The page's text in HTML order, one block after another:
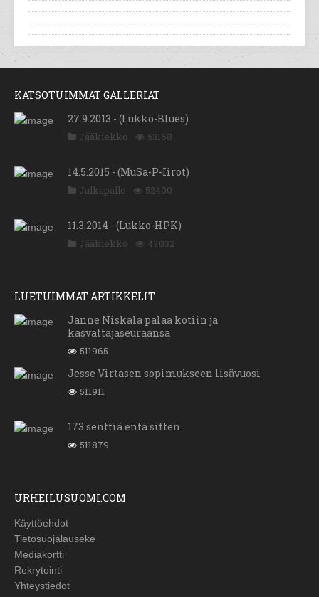
KATSOTUIMMAT GALLERIAT
27.9.2013 - (Lukko-Blues)
Jääkiekko 53168
14.5.2015 - (MuSa-P-Iirot)
Jalkapallo 52400
11.3.2014 - (Lukko-HPK)
Jääkiekko 47032
LUETUIMMAT ARTIKKELIT
Janne Niskala palaa kotiin ja
kasvattajaseuraansa
511965
Jesse Virtasen sopimukseen lisävuosi
511911
173 senttiä entä sitten
511879
URHEILUSUOMI.COM
Käyttöehdot
Tietosuojalauseke
Mediakortti
Rekrytointi
Yhteystiedot